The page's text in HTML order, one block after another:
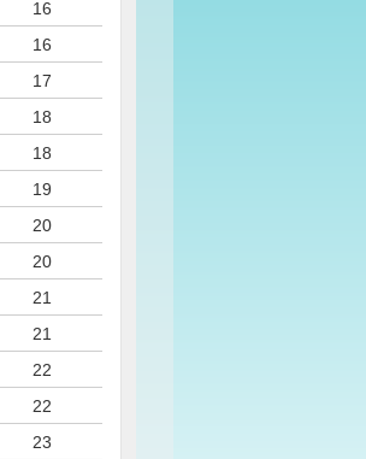
16
16
17
18
18
19
20
20
21
21
22
22
23